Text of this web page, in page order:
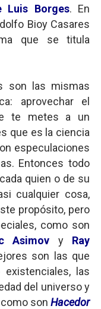
Luis Borges. En
Bioy Casares
que se titula
son las mismas
aprovechar el
te metes a un
que es la ciencia
especulaciones
Entonces todo
quien o de su
cualquier cosa,
propósito, pero
como son
Asimov y Ray
son las que
las
del universo y
como sonHacedor